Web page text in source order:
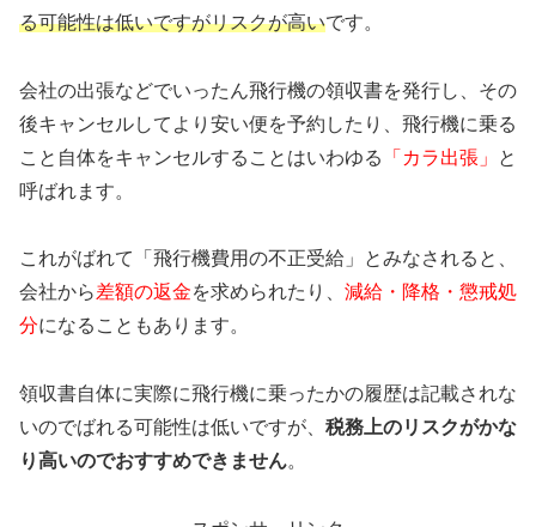
る可能性は低いですがリスクが高いです。
会社の出張などでいったん飛行機の領収書を発行し、その
後キャンセルしてより安い便を予約したり、飛行機に乗る
こと自体をキャンセルすることはいわゆる
「カラ出張」
と
呼ばれます。
これがばれて「飛行機費用の不正受給」とみなされると、
会社から差額の返金を求められたり、 減給・降格・懲戒処
分になることもあります。
領収書自体に実際に飛行機に乗ったかの履歴は記載されな
いのでばれる可能性は低いですが、 税務上のリスクがかな
り高いのでおすすめできません。